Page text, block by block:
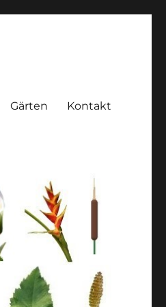
Gärten Kontakt